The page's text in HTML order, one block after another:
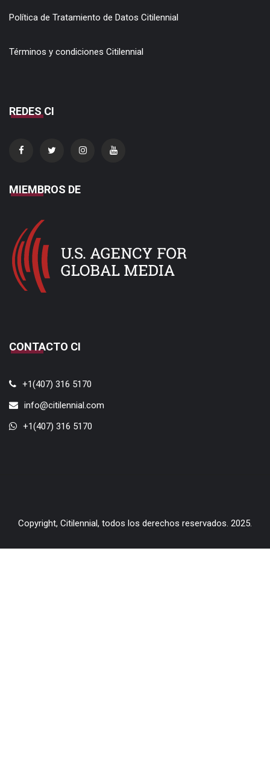
Política de Tratamiento de Datos Citilennial
Términos y condiciones Citilennial
REDES CI
MIEMBROS DE
CONTACTO CI
+1(407) 316 5170
info@citilennial.com
+1(407) 316 5170
Copyright, Citilennial, todos los derechos reservados. 2025.